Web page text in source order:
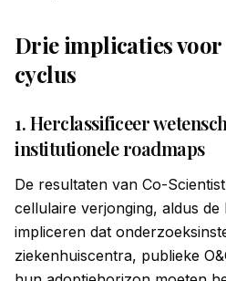
Drie implicaties voor
cyclus
1. Herclassificeer
institutionele roadmaps
De resultaten van Co-
cellulaire verjonging, aldus
impliceren dat
ziekenhuiscentra, publieke